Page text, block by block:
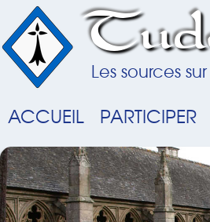
Les sources
ACCUEIL PARTICIPER